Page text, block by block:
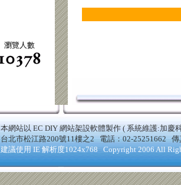
瀏覽人數
本網站以 EC DIY 網站架設軟體製作 ( 系統維護:加慶
台北市松江路200號11樓之2 電話：02-25251662 傳
建議使用 IE 解析度1024x768Copyright 2006 All